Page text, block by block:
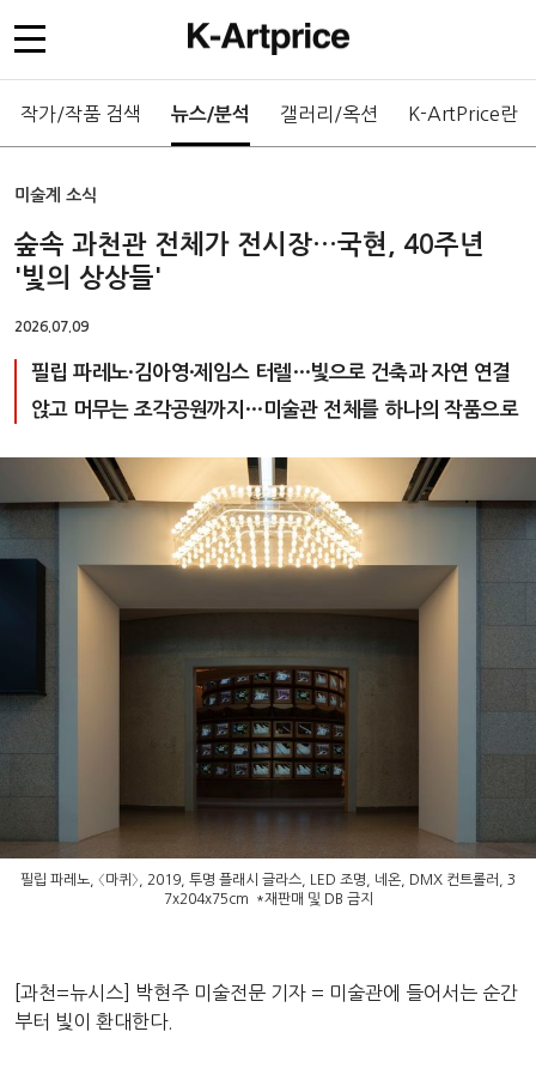
작가/작품 검색 뉴스/분석 갤러리/옥션 K-ArtPrice란
미술계 소식
숲속 과천관 전체가 전시장…국현, 40주년
'빛의 상상들'
2026.07.09
필립 파레노·김아영·제임스 터렐…빛으로 건축과 자연 연결
앉고 머무는 조각공원까지…미술관 전체를 하나의 작품으로
필립 파레노, 〈마퀴〉, 2019, 투명 플래시 글라스, LED 조명, 네온, DMX 컨트롤러, 3
7x204x75cm *재판매 및 DB 금지
[과천=뉴시스] 박현주 미술전문 기자 = 미술관에 들어서는 순간
부터 빛이 환대한다.